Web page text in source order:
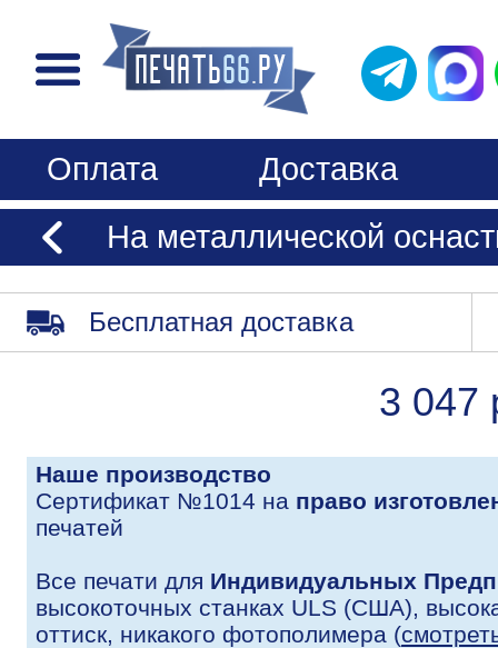
Оплата
Доставка
На металлической
Бесплатная доставка
3 047
Наше производство
Сертификат №1014 на право
печатей
Все печати для Индивидуальных
высокоточных станках ULS (США),
оттиск, никакого фотополимера (